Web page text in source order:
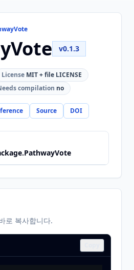
v0.1.3
License MIT + file LICENSE
compilation no
Source DOI
로 복사합니다.